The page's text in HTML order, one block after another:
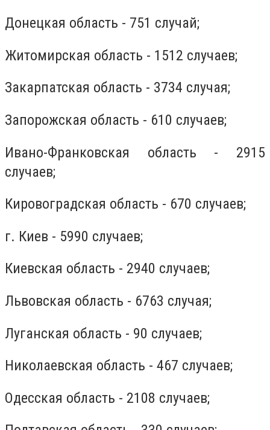
Донецкая область - 751 случай;
Житомирская область - 1512 случаев;
Закарпатская область - 3734 случая;
Запорожская область - 610 случаев;
Ивано-Франковская область - 2915
случаев;
Кировоградская область - 670 случаев;
г. Киев - 5990 случаев;
Киевская область - 2940 случаев;
Львовская область - 6763 случая;
Луганская область - 90 случаев;
Николаевская область - 467 случаев;
Одесская область - 2108 случаев;